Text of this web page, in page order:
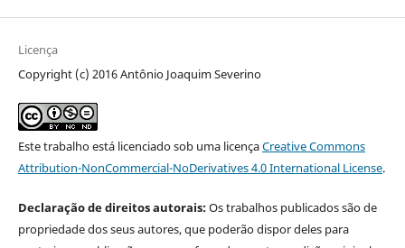
Licença
Copyright (c) 2016 Antônio Joaquim Severino
Este trabalho está licenciado sob uma licençaCreative Commons
Attribution-NonCommercial-NoDerivatives 4.0 International License.
Declaração de direitos autorais:Os trabalhos publicados são de
propriedade dos seus autores, que poderão dispor deles para